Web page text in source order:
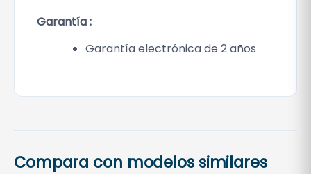
Garantía :
Garantía electrónica de 2 años
Compara con modelos similares